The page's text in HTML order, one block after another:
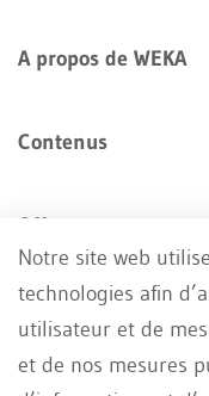
A propos de WEKA
Contenus
Offres
Services
Notre site web
technologies afin
utilisateur et de
et de nos mesures